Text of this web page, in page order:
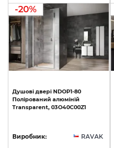
-20%
Душові двері NDOP1-80
Полірований алюміній
Transparent, 03O40C00Z1
Виробник: RAVAK